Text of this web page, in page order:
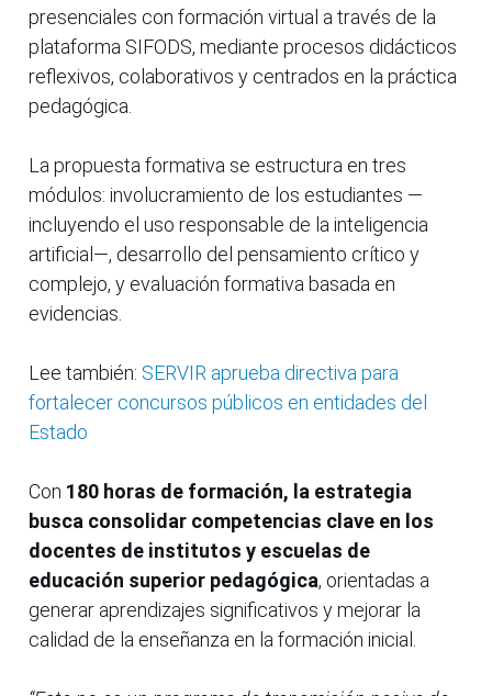
presenciales con formación virtual a través de la
plataforma SIFODS, mediante procesos didácticos
reflexivos, colaborativos y centrados en la práctica
pedagógica.
La propuesta formativa se estructura en tres
módulos: involucramiento de los estudiantes —
incluyendo el uso responsable de la inteligencia
artificial—, desarrollo del pensamiento crítico y
complejo, y evaluación formativa basada en
evidencias.
Lee también: SERVIR aprueba directiva para
fortalecer concursos públicos en entidades del
Estado
Con 180 horas de formación, la estrategia
busca consolidar competencias clave en los
docentes de institutos y escuelas de
educación superior pedagógica, orientadas a
generar aprendizajes significativos y mejorar la
calidad de la enseñanza en la formación inicial.